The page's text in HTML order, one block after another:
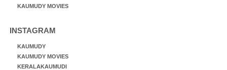
KAUMUDY MOVIES
INSTAGRAM
KAUMUDY
KAUMUDY MOVIES
KERALAKAUMUDI